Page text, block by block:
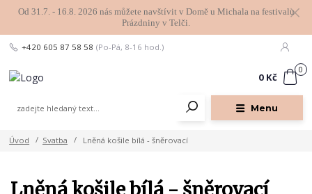
Od 31.7. - 16.8. 2026 nás můžete navštívit v Domě u Michala na festivalu
Prázdniny v Telči.
Menu
+420 605 87 58 58 (Po-Pá, 8-16 hod.)
0
0 Kč
Úvod Svatba Lněná košile bílá - šněrovací